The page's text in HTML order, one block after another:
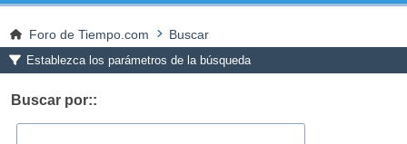
Foro de Tiempo.com Buscar
Establezca los parámetros de la búsqueda
Buscar por::